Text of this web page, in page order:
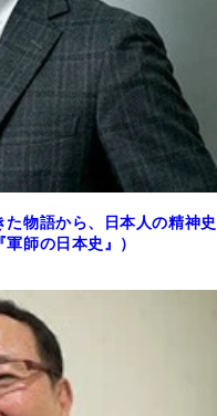
物語から、日本人の精神史
師の日本史』）